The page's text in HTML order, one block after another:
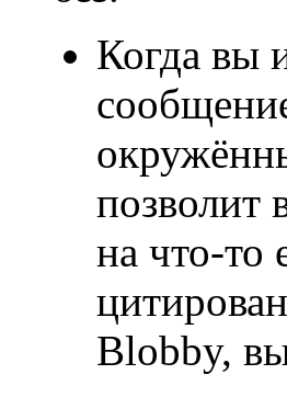
Когда вы
позволит
на что-то
Blobby,